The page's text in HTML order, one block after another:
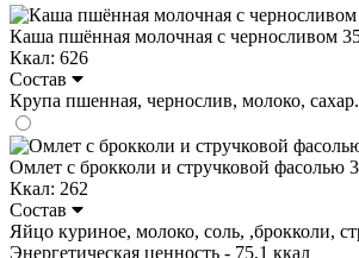
Каша пшённая молочная с черносливом
Ккал: 626
Состав
Крупа пшенная, чернослив, молоко,
Омлет с брокколи и стручковой фасолью
Ккал: 262
Состав
Яйцо куриное, молоко, соль, ,брокколи,
Энергетическая ценность - 75,1 ккал